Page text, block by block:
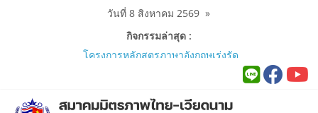
วันที่ 8 สิงหาคม 2569»
กิจกรรมล่าสุด :
นายกสมาคมมิตรภาพไทย-เวียดนาม
เยือนเวียดนามอย่างเป็นทางการ..